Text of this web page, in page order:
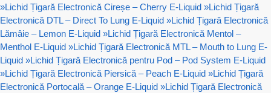
»Lichid Țigară Electronică Cireșe – Cherry E-Liquid »Lichid Țigară
Electronică DTL – Direct To Lung E-Liquid »Lichid Țigară Electronică
Lămâie – Lemon E-Liquid »Lichid Țigară Electronică Mentol –
Menthol E-Liquid »Lichid Țigară Electronică MTL – Mouth to Lung E-
Liquid »Lichid Țigară Electronică pentru Pod – Pod System E-Liquid
»Lichid Țigară Electronică Piersică – Peach E-Liquid »Lichid Țigară
Electronică Portocală – Orange E-Liquid »Lichid Țigară Electronică